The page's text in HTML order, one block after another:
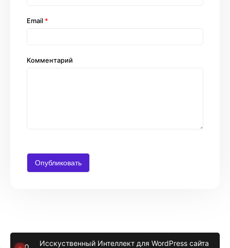
Комментарий
Email *
Исскуственный Интеллект для WordPress сайта